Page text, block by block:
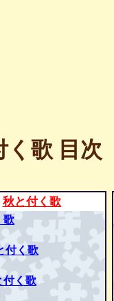
歌 目次
秋と付く歌
歌
付く歌
付く歌